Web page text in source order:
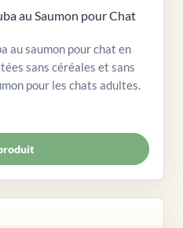
au Saumon pour Chat
au saumon pour chat en
sans céréales et sans
pour les chats adultes.